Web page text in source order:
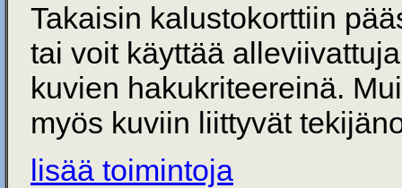
Takaisin kalustokorttiin
tai voit käyttää
kuvien hakukriteereinä.
myös kuviin liittyvät
lisää toimintoja